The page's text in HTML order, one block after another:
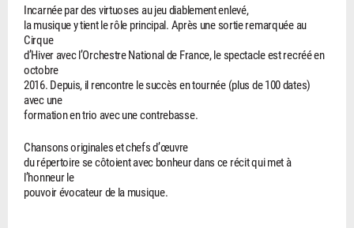
Incarnée par des virtuoses au jeu diablement enlevé,
la musique y tient le rôle principal. Après une sortie remarquée au
Cirque
d’Hiver avec l’Orchestre National de France, le spectacle est recréé en
octobre
2016. Depuis, il rencontre le succès en tournée (plus de 100 dates)
avec une
formation en trio avec une contrebasse.
Chansons originales et chefs d’œuvre
du répertoire se côtoient avec bonheur dans ce récit qui met à
l’honneur le
pouvoir évocateur de la musique.